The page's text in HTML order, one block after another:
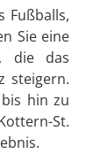
Fußballs,
Sie eine
die das
steigern.
hin zu
St.